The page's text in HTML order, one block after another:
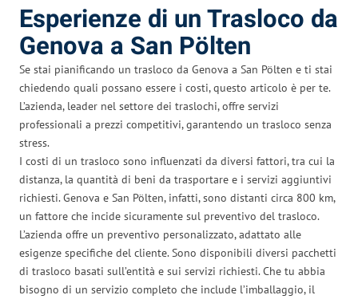
Esperienze di un Trasloco da
Genova a San Pölten
Se stai pianificando un trasloco da Genova a San Pölten e ti stai
chiedendo quali possano essere i costi, questo articolo è per te.
L’azienda, leader nel settore dei traslochi, offre servizi
professionali a prezzi competitivi, garantendo un trasloco senza
stress.
I costi di un trasloco sono influenzati da diversi fattori, tra cui la
distanza, la quantità di beni da trasportare e i servizi aggiuntivi
richiesti. Genova e San Pölten, infatti, sono distanti circa 800 km,
un fattore che incide sicuramente sul preventivo del trasloco.
L’azienda offre un preventivo personalizzato, adattato alle
esigenze specifiche del cliente. Sono disponibili diversi pacchetti
di trasloco basati sull’entità e sui servizi richiesti. Che tu abbia
bisogno di un servizio completo che include l’imballaggio, il